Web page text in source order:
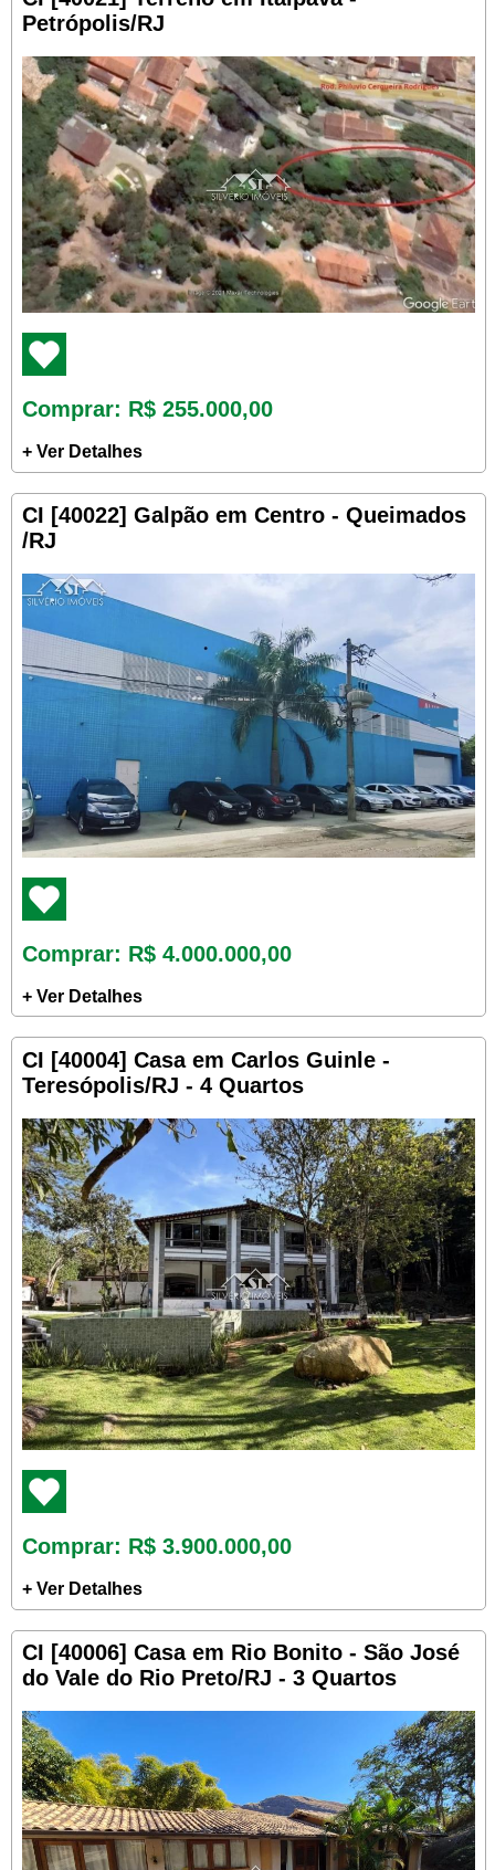
Petrópolis/RJ
Comprar: R$ 255.000,00
+ Ver Detalhes
CI [40022] Galpão em Centro - Queimados
/RJ
Comprar: R$ 4.000.000,00
+ Ver Detalhes
CI [40004] Casa em Carlos Guinle -
Teresópolis/RJ - 4 Quartos
Comprar: R$ 3.900.000,00
+ Ver Detalhes
CI [40006] Casa em Rio Bonito - São José
do Vale do Rio Preto/RJ - 3 Quartos